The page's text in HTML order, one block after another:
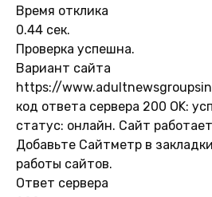
Время отклика
0.44 сек.
Проверка успешна.
Вариант сайта
https://
код ответа сервера 200 OK:
статус: онлайн. Сайт
Добавьте Сайтметр в
работы сайтов.
Ответ сервера